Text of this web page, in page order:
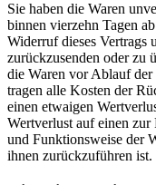
Sie haben die Waren
binnen vierzehn Tagen
Widerruf dieses Vertrags
zurückzusenden oder zu
die Waren vor Ablauf der
tragen alle Kosten der
einen etwaigen
Wertverlust auf einen zur
und Funktionsweise der
ihnen zurückzuführen ist.